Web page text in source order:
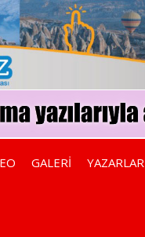
GALERİ YAZARLAR